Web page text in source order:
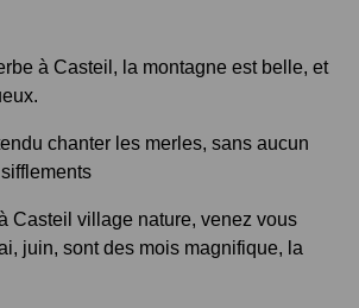
à Casteil, la montagne est belle, et
chanter les merles, sans aucun
Casteil village nature, venez vous
juin, sont des mois magnifique, la